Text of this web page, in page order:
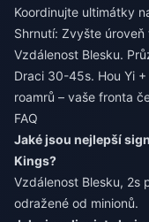
Koordinujte ultimátky
Shrnutí: Zvyšte
Vzdálenost Blesku.
Draci 30-45s. Hou Yi +
roamrů – vaše fronta
FAQ
Jaké jsou nejlepší
Kings?
Vzdálenost Blesku, 2s
odražené od minionů.